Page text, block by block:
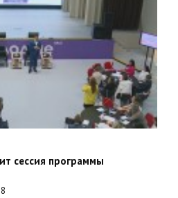
сессия программы